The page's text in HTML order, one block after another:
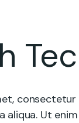
aliqua. Ut